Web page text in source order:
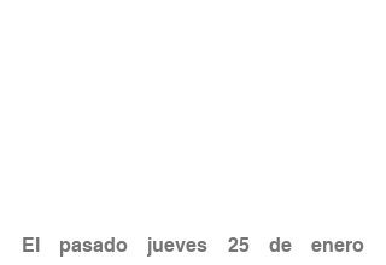
El pasado jueves 25 de enero